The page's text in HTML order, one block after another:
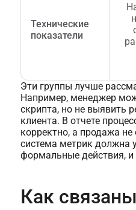
Технические
показатели
Эти группы лучше
Например, менеджер
скрипта, но не выявить
клиента. В отчете
корректно, а продажа не
система метрик должна
формальные действия, и
Как